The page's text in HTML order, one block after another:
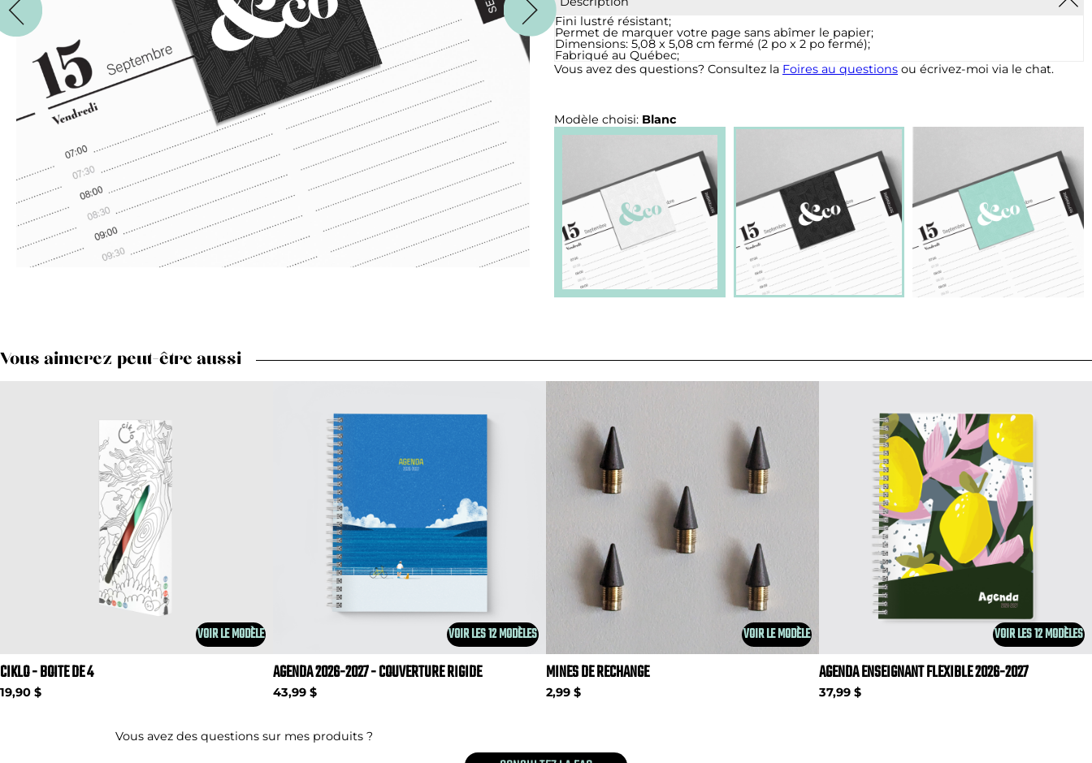
Fini lustré résistant;
Permet de marquer votre page sans abîmer le papier;
Dimensions: 5,08 x 5,08 cm fermé (2 po x 2 po fermé);
Fabriqué au Québec;
Vous avez des questions? Consultez la Foires au questions ou écrivez-moi via le chat.
Modèle choisi: Blanc
Vous aimerez peut-être aussi
VOIR LE MODÈLE
CIKLO - BOITE DE 4
19,90 $
VOIR LES 12 MODÈLES
AGENDA 2026-2027 - COUVERTURE RIGIDE
43,99 $
VOIR LE MODÈLE
MINES DE RECHANGE
2,99 $
VOIR LES 12 MODÈLES
AGENDA ENSEIGNANT FLEXIBLE 2026-2027
37,99 $
Vous avez des questions sur mes produits ?